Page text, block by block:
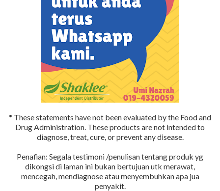
* These statements have not been evaluated by the Food and
Drug Administration. These products are not intended to
diagnose, treat, cure, or prevent any disease.
Penafian: Segala testimoni /penulisan tentang produk yg
dikongsi di laman ini bukan bertujuan utk merawat,
mencegah, mendiagnose atau menyembuhkan apa jua
penyakit.